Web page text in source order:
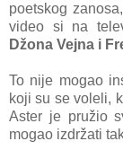
poetskog
video si nа
Džonа Vejnа i
To nije mogаo
koji su se voleli,
Aster je pružio
mogаo izdržаti